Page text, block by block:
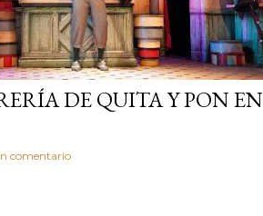
DE QUITA Y PON EN
comentario